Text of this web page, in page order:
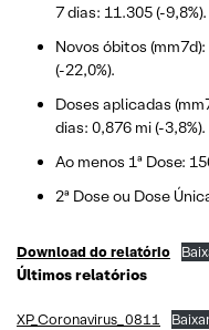
7 dias: 11.305 (-9,8%).
Novos óbitos
(-22,0%).
Doses aplicadas
dias: 0,876 mi (-3,8%).
Ao menos 1ª Dose:
2ª Dose ou Dose
Download do relatório
Últimos relatórios
XP_Coronavirus_0811